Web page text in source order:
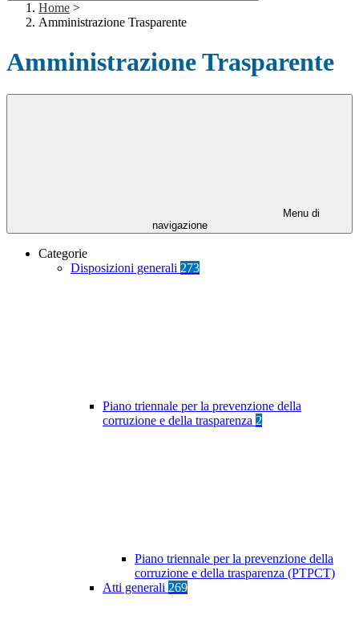
Home >
Amministrazione Trasparente
Amministrazione Trasparente
Menu di
navigazione
Categorie
Disposizioni generali 273
Piano triennale per la prevenzione della
corruzione e della trasparenza 2
Piano triennale per la prevenzione della
corruzione e della trasparenza (PTPCT)
Atti generali 269